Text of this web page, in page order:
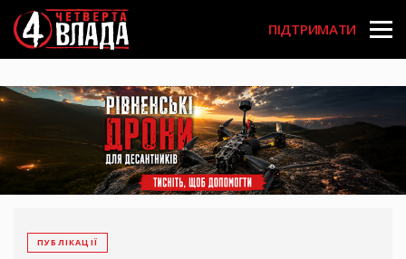
Перейти
до
основного
вмісту
User
account
menu
ПІДТРИМАТИ
ПУБЛІКАЦІЇ